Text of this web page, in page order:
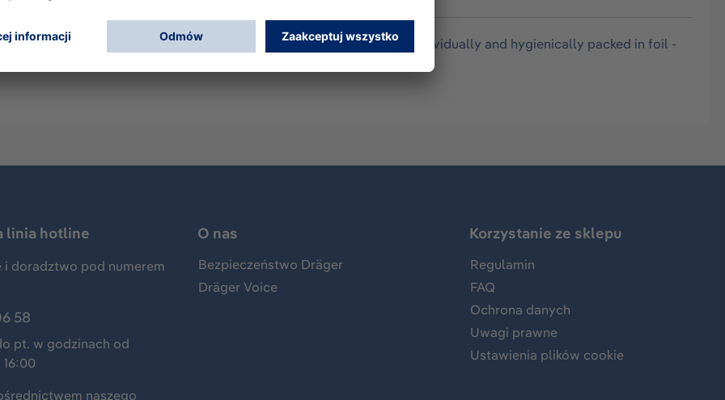
Interlock 7000, Interlock 7500 or Interlock 5000 - 50 mouthpieces individually and hygienically packed in foil -
linia hotline
i doradztwo pod numerem
58
pt. w godzinach od
naszego
O nas
Bezpieczeństwo Dräger
Dräger Voice
Korzystanie ze sklepu
Regulamin
FAQ
Ochrona danych
Uwagi prawne
Ustawienia plików cookie